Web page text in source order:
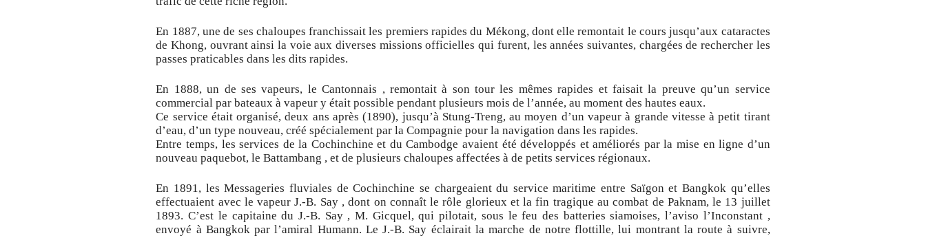
En 1887, une de ses chaloupes franchissait les premiers rapides du Mékong, dont elle remontait le cours jusqu’aux cataractes
de Khong, ouvrant ainsi la voie aux diverses missions officielles qui furent, les années suivantes, chargées de rechercher les
passes praticables dans les dits rapides.
En 1888, un de ses vapeurs, le Cantonnais , remontait à son tour les mêmes rapides et faisait la preuve qu’un service
commercial par bateaux à vapeur y était possible pendant plusieurs mois de l’année, au moment des hautes eaux.
Ce service était organisé, deux ans après (1890), jusqu’à Stung-Treng, au moyen d’un vapeur à grande vitesse à petit tirant
d’eau, d’un type nouveau, créé spécialement par la Compagnie pour la navigation dans les rapides.
Entre temps, les services de la Cochinchine et du Cambodge avaient été développés et améliorés par la mise en ligne d’un
nouveau paquebot, le Battambang , et de plusieurs chaloupes affectées à de petits services régionaux.
En 1891, les Messageries fluviales de Cochinchine se chargeaient du service maritime entre Saïgon et Bangkok qu’elles
effectuaient avec le vapeur J.-B. Say , dont on connaît le rôle glorieux et la fin tragique au combat de Paknam, le 13 juillet
1893. C’est le capitaine du J.-B. Say , M. Gicquel, qui pilotait, sous le feu des batteries siamoises, l’aviso l’Inconstant ,
envoyé à Bangkok par l’amiral Humann. Le J.-B. Say éclairait la marche de notre flottille, lui montrant la route à suivre,